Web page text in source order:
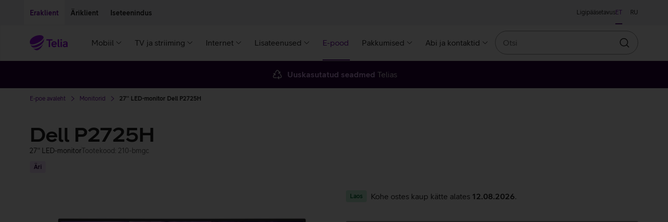
Eraklient Äriklient Iseteenindus LigipääsetavusET RU
Mobiil TV ja striiming Internet Lisateenused E-pood Pakkumised Abi ja kontaktid
Otsin
Uuskasutatud seadmed Telias
E-poe avaleht Monitorid 27'' LED-monitor Dell P2725H
Dell P2725H
27'' LED-monitorTootekood: 210-bmgc
Äri
Laos Kohe ostes kaup kätte alates 12.08.2026